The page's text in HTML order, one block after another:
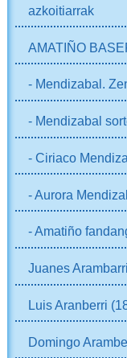
azkoitiarrak
AMATIÑO
- Mendizabal.
- Mendizabal
- Ciriaco
- Aurora
- Amatiño
Juanes
Luis Aranberri
Domingo